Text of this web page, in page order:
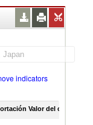
indicators
Valor del comercio